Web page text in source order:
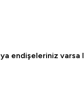
endişeleriniz